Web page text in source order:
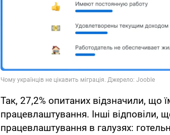
Так, 27,2% опитаних відзначили, що
працевлаштування. Інші відповіли,
працевлаштування в галузях: